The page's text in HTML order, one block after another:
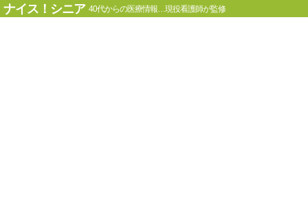
ナイス！シニア 40代からの医療情報…現役看護師が監修